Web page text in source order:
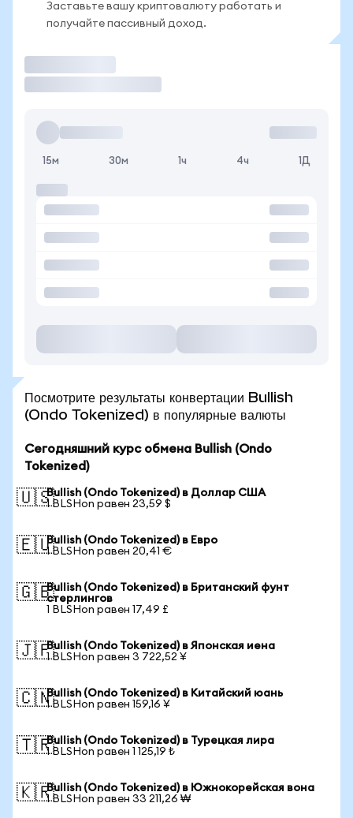
Заставьте вашу криптовалюту работать и
получайте пассивный доход.
15м 30м 1ч 4ч 1Д
Посмотрите результаты конвертации Bullish
(Ondo Tokenized) в популярные валюты
Сегодняшний курс обмена Bullish (Ondo
Tokenized)
🇺🇸Bullish (Ondo Tokenized) в Доллар США
1 BLSHon равен 23,59 $
🇪🇺Bullish (Ondo Tokenized) в Евро
1 BLSHon равен 20,41 €
🇬🇧Bullish (Ondo Tokenized) в Британский фунт
стерлингов
1 BLSHon равен 17,49 £
🇯🇵Bullish (Ondo Tokenized) в Японская иена
1 BLSHon равен 3 722,52 ¥
🇨🇳Bullish (Ondo Tokenized) в Китайский юань
1 BLSHon равен 159,16 ¥
🇹🇷Bullish (Ondo Tokenized) в Турецкая лира
1 BLSHon равен 1 125,19 ₺
🇰🇷Bullish (Ondo Tokenized) в Южнокорейская вона
1 BLSHon равен 33 211,26 ₩